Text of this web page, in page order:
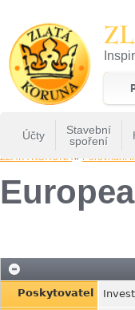
22
Účty
Stavební
spoření
ZLATÁ KORUNA» Porovnání
Poskytovatel